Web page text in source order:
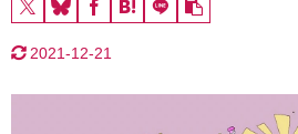
2021-12-21